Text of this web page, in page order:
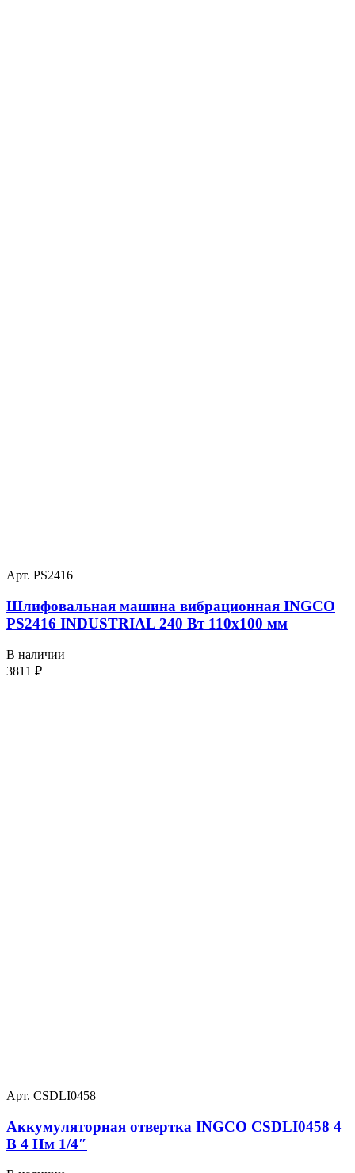
Арт. PS2416
Шлифовальная машина вибрационная INGCO
PS2416 INDUSTRIAL 240 Вт 110х100 мм
В наличии
3811 ₽
Арт. CSDLI0458
Аккумуляторная отвертка INGCO CSDLI0458 4
В 4 Нм 1/4″